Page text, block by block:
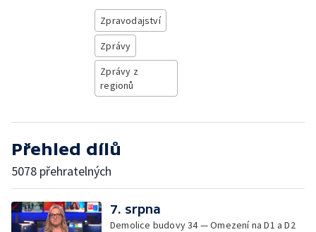
Zpravodajství
Zprávy
Zprávy z
regionů
Přehled dílů
5078 přehratelných
7. srpna
Demolice budovy 34 — Omezení na D1 a D2